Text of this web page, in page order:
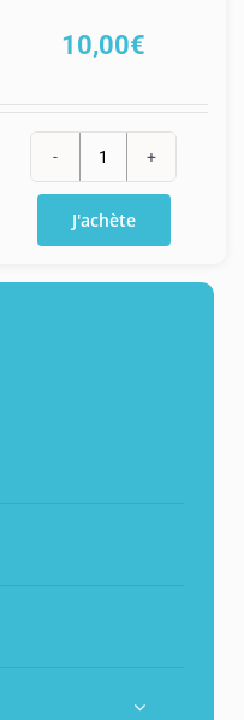
10,00€
quantité
Recharge
J'achète